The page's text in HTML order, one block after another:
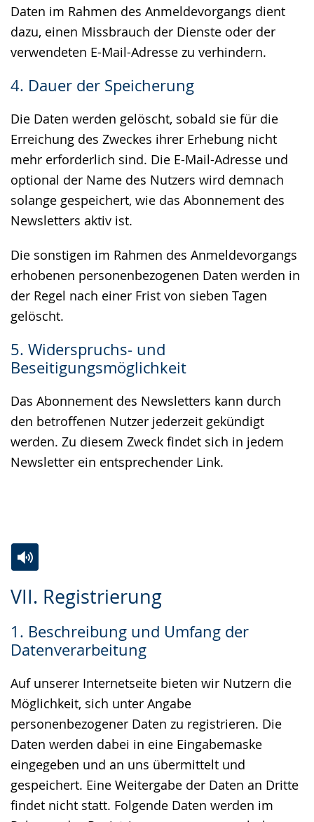
Daten im Rahmen des Anmeldevorgangs dient
dazu, einen Missbrauch der Dienste oder der
verwendeten E-Mail-Adresse zu verhindern.
4. Dauer der Speicherung
Die Daten werden gelöscht, sobald sie für die
Erreichung des Zweckes ihrer Erhebung nicht
mehr erforderlich sind. Die E-Mail-Adresse und
optional der Name des Nutzers wird demnach
solange gespeichert, wie das Abonnement des
Newsletters aktiv ist.
Die sonstigen im Rahmen des Anmeldevorgangs
erhobenen personenbezogenen Daten werden in
der Regel nach einer Frist von sieben Tagen
gelöscht.
5. Widerspruchs- und
Beseitigungsmöglichkeit
Das Abonnement des Newsletters kann durch
den betroffenen Nutzer jederzeit gekündigt
werden. Zu diesem Zweck findet sich in jedem
Newsletter ein entsprechender Link.
VII. Registrierung
1. Beschreibung und Umfang der
Datenverarbeitung
Auf unserer Internetseite bieten wir Nutzern die
Möglichkeit, sich unter Angabe
personenbezogener Daten zu registrieren. Die
Daten werden dabei in eine Eingabemaske
eingegeben und an uns übermittelt und
gespeichert. Eine Weitergabe der Daten an Dritte
findet nicht statt. Folgende Daten werden im
Leichten
wechseln.
Audio-
Video
Deutscher
wird
angezeigt.